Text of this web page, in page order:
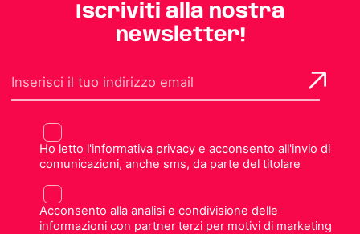
Iscriviti alla nostra
newsletter!
Ho letto l'informativa privacye acconsento all'invio di
comunicazioni, anche sms, da parte del titolare
Acconsento alla analisi e condivisione delle
informazioni con partner terzi per motivi di marketing